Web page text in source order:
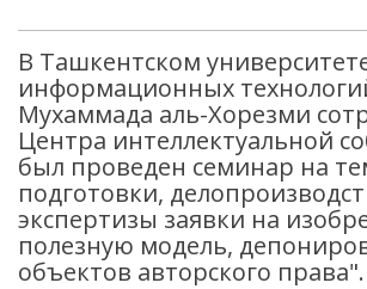
В Ташкентском
информационных
Мухаммада аль-Хорезми
Центра интеллектуальной
был проведен семинар на
подготовки,
экспертизы заявки на
полезную модель,
объектов авторского права".